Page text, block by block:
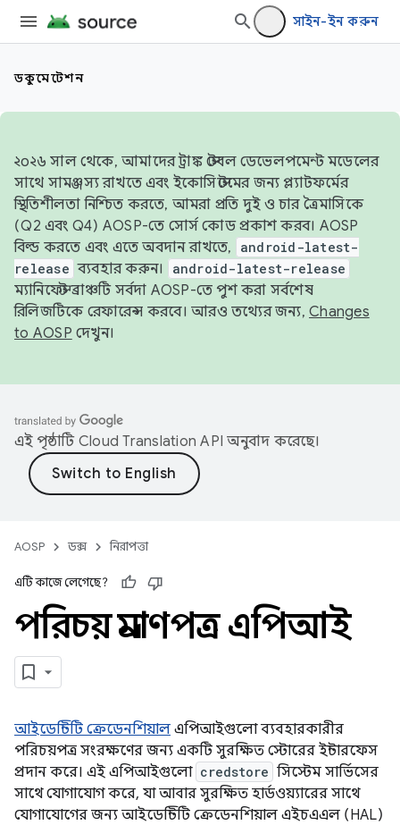
সাইন-ইন করুন
ডকুমেন্টেশন
২০২৬ সাল থেকে, আমাদের ট্রাঙ্ক স্টেবল ডেভেলপমেন্ট মডেলের
সাথে সামঞ্জস্য রাখতে এবং ইকোসিস্টেমের জন্য প্ল্যাটফর্মের
স্থিতিশীলতা নিশ্চিত করতে, আমরা প্রতি দুই ও চার ত্রৈমাসিকে
(Q2 এবং Q4) AOSP-তে সোর্স কোড প্রকাশ করব। AOSP
বিল্ড করতে এবং এতে অবদান রাখতে,
android-latest-
release ব্যবহার করুন। android-latest-release
ম্যানিফেস্ট ব্রাঞ্চটি সর্বদা AOSP-তে পুশ করা সর্বশেষ
রিলিজটিকে রেফারেন্স করবে। আরও তথ্যের জন্য, Changes
to AOSP দেখুন।
এই পৃষ্ঠাটি Cloud Translation API অনুবাদ করেছে।
AOSP ডক্স নিরাপত্তা
এটি কাজে লেগেছে?
পরিচয় প্রমাণপত্র এপিআই
আইডেন্টিটি ক্রেডেনশিয়াল এপিআইগুলো ব্যবহারকারীর
পরিচয়পত্র সংরক্ষণের জন্য একটি সুরক্ষিত স্টোরের ইন্টারফেস
প্রদান করে। এই এপিআইগুলো credstore সিস্টেম সার্ভিসের
সাথে যোগাযোগ করে, যা আবার সুরক্ষিত হার্ডওয়্যারের সাথে
যোগাযোগের জন্য আইডেন্টিটি ক্রেডেনশিয়াল এইচএএল (HAL)